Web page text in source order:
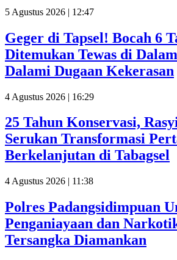
5 Agustus 2026 | 12:47
Geger di Tapsel! Bocah 6
Ditemukan Tewas di
Dalami Dugaan Kekerasan
4 Agustus 2026 | 16:29
25 Tahun Konservasi,
Serukan Transformasi
Berkelanjutan di Tabagsel
4 Agustus 2026 | 11:38
Polres Padangsidimpuan
Penganiayaan dan
Tersangka Diamankan